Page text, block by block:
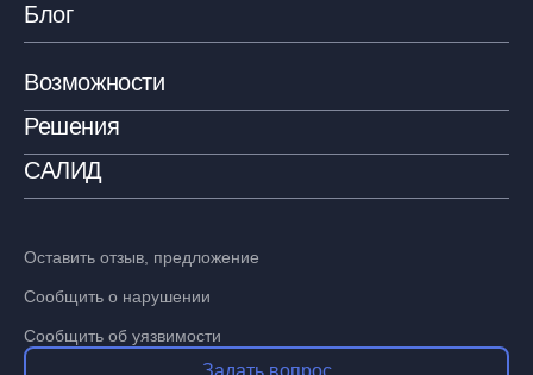
Блог
Возможности
Решения
САЛИД
Оставить отзыв, предложение
Сообщить о нарушении
Сообщить об уязвимости
Задать вопрос